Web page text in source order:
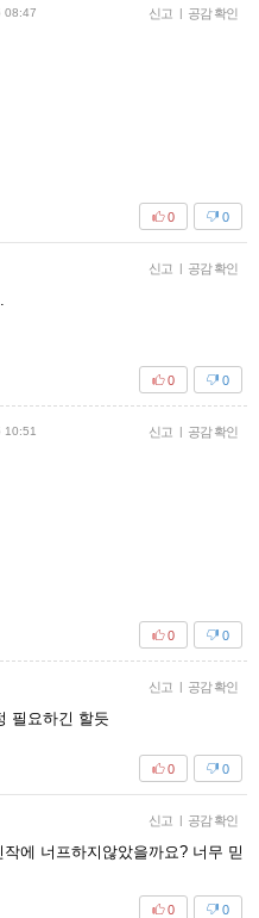
08:47 신고 공감 확인
0
0
신고 공감 확인
0
0
10:51 신고 공감 확인
0
0
신고 공감 확인
필요하긴 할듯
0
0
신고 공감 확인
에 너프하지않았을까요? 너무 믿
0
0